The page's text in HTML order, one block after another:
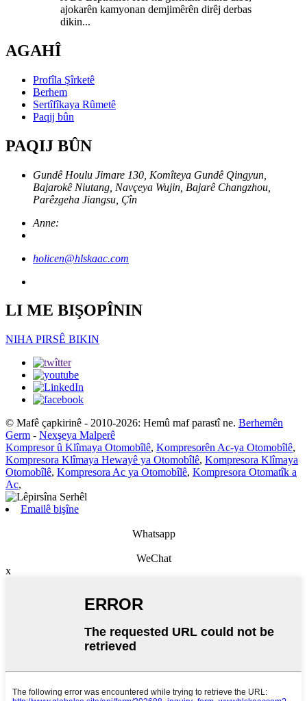
ajokarên kamyonan demjimêrên dirêj derbas
dikin...
AGAHÎ
Profîla Şîrketê
Berhem
Sertîfîkaya Rûmetê
Paqij bûn
PAQIJ BÛN
Gundê Houlu Jimare 130, Komîteya Gundê Qingyun,
Bajarokê Niutang, Navçeya Wujin, Bajarê Changzhou,
Parêzgeha Jiangsu, Çîn
Anne:
holicen@hlskaac.com
LI ME BIŞOPÎNIN
NIHA PIRSÊ BIKIN
© Mafê çapkirinê - 2010-2026: Hemû maf parastî ne. Berhemên
Germ - Nexşeya Malperê
Kompresor û Klîmaya Otomobîlê, Kompresorên Ac-ya Otomobîlê,
Kompresora Klîmaya Hewayê ya Otomobîlê, Kompresora Klîmaya
Otomobîlê, Kompresora Ac ya Otomobîlê, Kompresora Otomatîk a
Ac,
Emailê bişîne
Whatsapp
WeChat
x